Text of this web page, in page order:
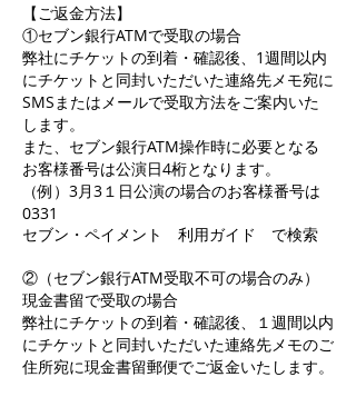
【ご返金方法】
①セブン銀行ATMで受取の場合
弊社にチケットの到着・確認後、1週間以内
にチケットと同封いただいた連絡先メモ宛に
SMSまたはメールで受取方法をご案内いた
します。
また、セブン銀行ATM操作時に必要となる
お客様番号は公演日4桁となります。
（例）3月3１日公演の場合のお客様番号は
0331
セブン・ペイメント 利用ガイド で検索
②（セブン銀行ATM受取不可の場合のみ）
現金書留で受取の場合
弊社にチケットの到着・確認後、１週間以内
にチケットと同封いただいた連絡先メモのご
住所宛に現金書留郵便でご返金いたします。